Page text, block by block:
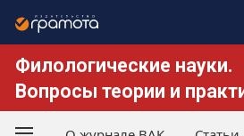
Филологические науки.
Вопросы теории и